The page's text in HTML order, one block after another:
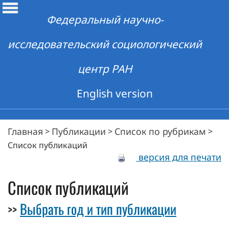
Федеральный научно-
исследовательский социологический
центр РАН
English version
Главная > Публикации > Список по рубрикам >
Список публикаций
версия для печати
Список публикаций
>>Выбрать год и тип публикации